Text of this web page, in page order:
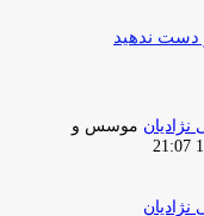
دست ندهید
موسس و